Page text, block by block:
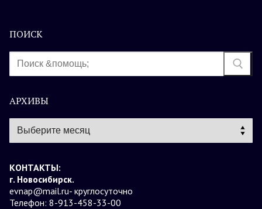
ПОИСК
Найти:
АРХИВЫ
Архивы
КОНТАКТЫ:
г. Новосибирск.
evnap@mail.ru- круглосуточно
Телефон: 8-913-458-33-00